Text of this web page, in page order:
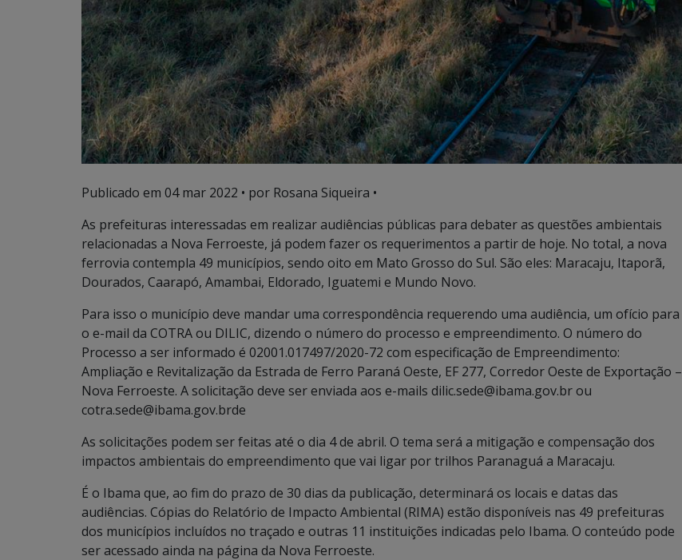
Publicado em 04 mar 2022 • por Rosana Siqueira •
As prefeituras interessadas em realizar audiências públicas para debater as questões ambientais
relacionadas a Nova Ferroeste, já podem fazer os requerimentos a partir de hoje. No total, a nova
ferrovia contempla 49 municípios, sendo oito em Mato Grosso do Sul. São eles: Maracaju, Itaporã,
Dourados, Caarapó, Amambai, Eldorado, Iguatemi e Mundo Novo.
Para isso o município deve mandar uma correspondência requerendo uma audiência, um ofício para
o e-mail da COTRA ou DILIC, dizendo o número do processo e empreendimento. O número do
Processo a ser informado é 02001.017497/2020-72 com especificação de Empreendimento:
Ampliação e Revitalização da Estrada de Ferro Paraná Oeste, EF 277, Corredor Oeste de Exportação –
Nova Ferroeste. A solicitação deve ser enviada aos e-mails dilic.sede@ibama.gov.br ou
cotra.sede@ibama.gov.brde
As solicitações podem ser feitas até o dia 4 de abril. O tema será a mitigação e compensação dos
impactos ambientais do empreendimento que vai ligar por trilhos Paranaguá a Maracaju.
É o Ibama que, ao fim do prazo de 30 dias da publicação, determinará os locais e datas das
audiências. Cópias do Relatório de Impacto Ambiental (RIMA) estão disponíveis nas 49 prefeituras
dos municípios incluídos no traçado e outras 11 instituições indicadas pelo Ibama. O conteúdo pode
ser acessado ainda na página da Nova Ferroeste.